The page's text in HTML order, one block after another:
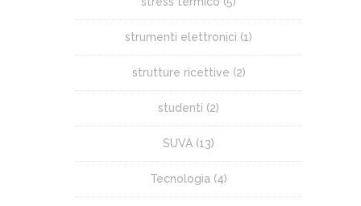
strumenti elettronici (1)
strutture ricettive (2)
studenti (2)
SUVA (13)
Tecnologia (4)